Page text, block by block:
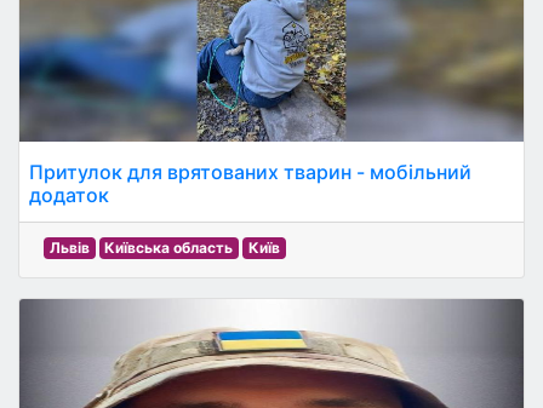
Притулок для врятованих тварин - мобільний
додаток
Львів Київська область Київ